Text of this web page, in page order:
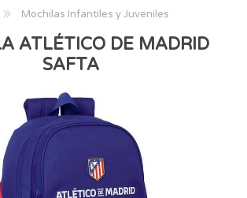
Mochilas Infantiles y Juveniles
ATLÉTICO DE MADRID
SAFTA